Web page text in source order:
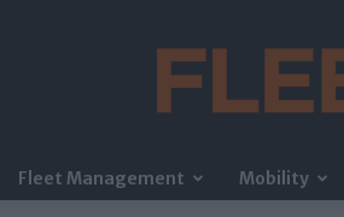
Fleet Management Mobility